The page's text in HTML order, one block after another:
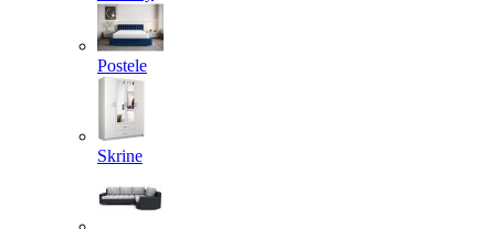
Postele
Skrine